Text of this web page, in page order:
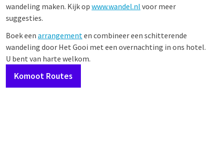
wandeling maken. Kijk op www.wandel.nl voor meer
suggesties.
Boek een arrangementen combineer een schitterende
wandeling door Het Gooi met een overnachting in ons hotel.
U bent van harte welkom.
Komoot Routes